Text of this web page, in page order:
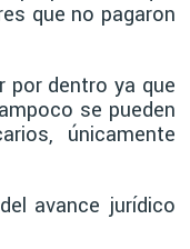
que no pagaron
por dentro ya que
se pueden
únicamente
avance jurídico